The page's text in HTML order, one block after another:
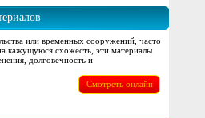
или временных сооружений, часто
кажущуюся схожесть, эти материалы
долговечность и
Смотреть онлайн